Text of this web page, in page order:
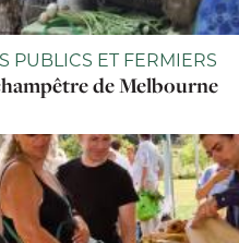
PUBLICS ET FERMIERS
de Melbourne